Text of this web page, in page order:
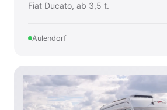
Fiat Ducato, ab 3,5 t.
Aulendorf